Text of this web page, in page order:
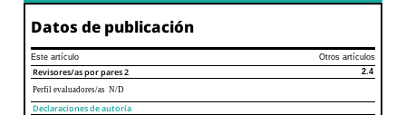
Datos de publicación
Este artículo Otros artículos
Revisores/as por pares2
2.4
Perfil evaluadores/as N/D
Declaraciones de autoría